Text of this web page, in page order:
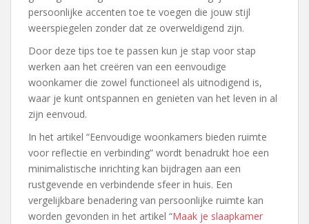
persoonlijke accenten toe te voegen die jouw stijl
weerspiegelen zonder dat ze overweldigend zijn.
Door deze tips toe te passen kun je stap voor stap
werken aan het creëren van een eenvoudige
woonkamer die zowel functioneel als uitnodigend is,
waar je kunt ontspannen en genieten van het leven in al
zijn eenvoud.
In het artikel “Eenvoudige woonkamers bieden ruimte
voor reflectie en verbinding” wordt benadrukt hoe een
minimalistische inrichting kan bijdragen aan een
rustgevende en verbindende sfeer in huis. Een
vergelijkbare benadering van persoonlijke ruimte kan
worden gevonden in het artikel “Maak je slaapkamer